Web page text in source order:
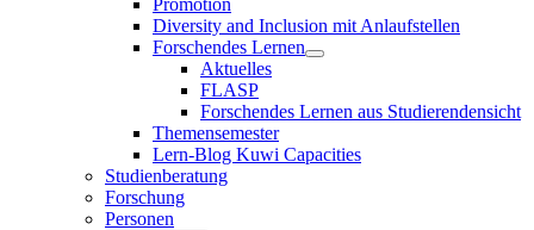
Diversity and Inclusion mit Anlaufstellen
Forschendes Lernen
Aktuelles
FLASP
Forschendes Lernen aus Studierendensicht
Themensemester
Lern-Blog Kuwi Capacities
Studienberatung
Forschung
Personen